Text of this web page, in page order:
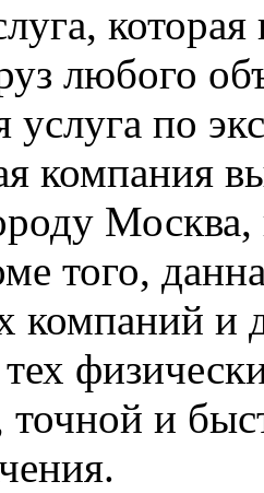
любого
услуга по
компания
того,
компаний и
и